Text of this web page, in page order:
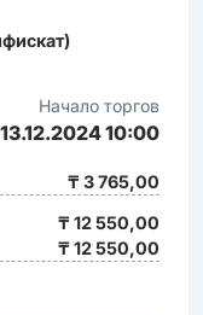
Начало торгов
13.12.2024 10:00
₸ 3 765,00
₸ 12 550,00
₸ 12 550,00